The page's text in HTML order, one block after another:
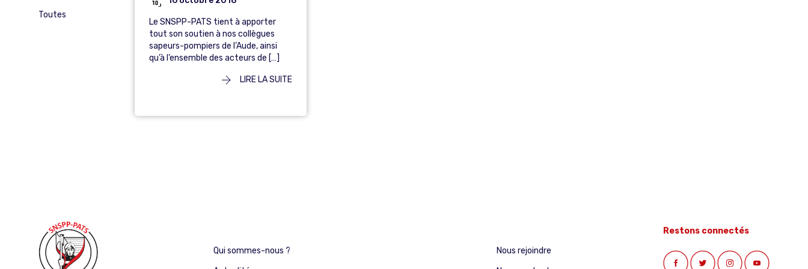
Toutes
Le SNSPP-PATS tient à apporter
tout son soutien à nos collègues
sapeurs-pompiers de l’Aude, ainsi
qu’à l’ensemble des acteurs de […]
LIRE LA SUITE
Qui sommes-nous ?
Nous rejoindre
Restons connectés